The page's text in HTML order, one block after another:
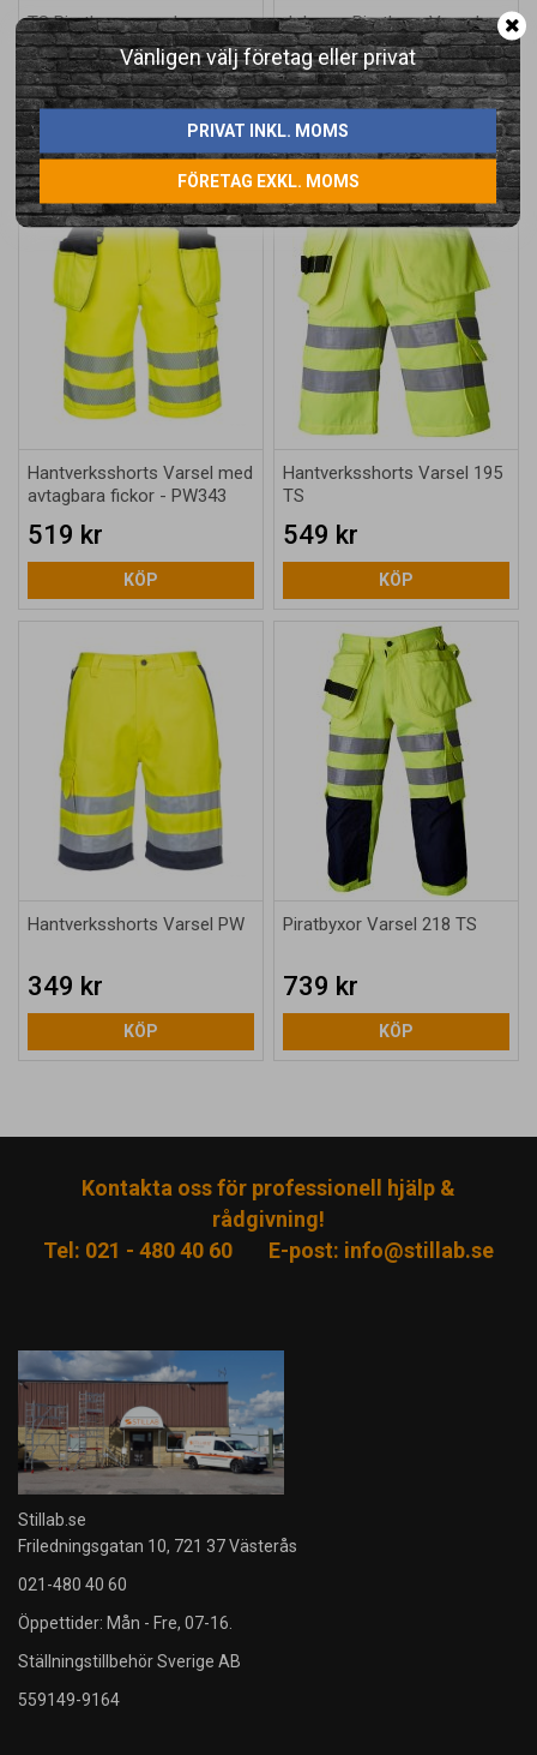
Vänligen välj företag eller privat
PRIVAT INKL. MOMS
FÖRETAG EXKL. MOMS
TS Piratbyxa varsel
fullstretch - 314
992 kr
Jobman Piratbyxa Varsel -
2217
900 kr
Hantverksshorts Varsel med
avtagbara fickor - PW343
519 kr
KÖP
Hantverksshorts Varsel 195
TS
549 kr
KÖP
Hantverksshorts Varsel PW
349 kr
KÖP
Piratbyxor Varsel 218 TS
739 kr
KÖP
Kontakta oss för professionell hjälp &
rådgivning!
Tel: 021 - 480 40 60
E-post: info@stillab.se
Stillab.se
Friledningsgatan 10, 721 37 Västerås
021-480 40 60
Öppettider: Mån - Fre, 07-16.
Ställningstillbehör Sverige AB
559149-9164